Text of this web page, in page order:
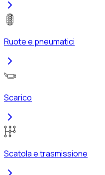
Ruote e pneumatici
Scarico
Scatola e trasmissione